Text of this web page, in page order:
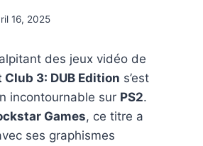
16, 2025
des jeux vidéo de
3: DUB Edition s’est
incontournable sur PS2.
Games, ce titre a
ses graphismes